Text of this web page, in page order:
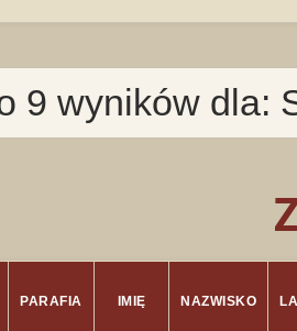
9 wyników dla:
PARAFIA IMIĘ NAZWISKO